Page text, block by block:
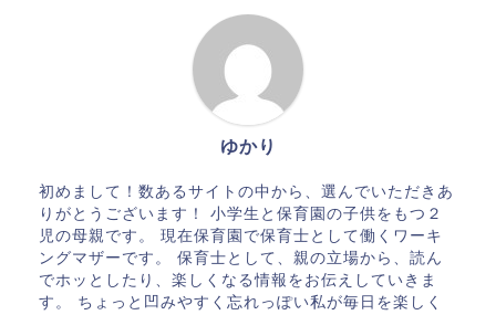
ゆかり
初めまして！数あるサイトの中から、選んでいただきあ
りがとうございます！ 小学生と保育園の子供をもつ２
児の母親です。 現在保育園で保育士として働くワーキ
ングマザーです。 保育士として、親の立場から、読ん
でホッとしたり、楽しくなる情報をお伝えしていきま
す。 ちょっと凹みやすく忘れっぽい私が毎日を楽しく